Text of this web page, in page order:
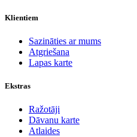
Klientiem
Sazināties ar mums
Atgriešana
Lapas karte
Ekstras
Ražotāji
Dāvanu karte
Atlaides